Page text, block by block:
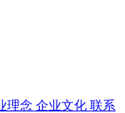
理念 企业文化 联系